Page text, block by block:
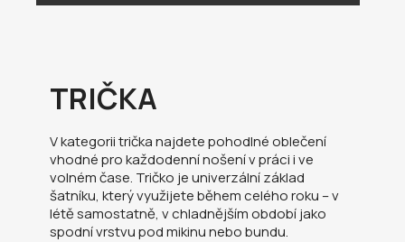
TRIČKA
V kategorii trička najdete pohodlné oblečení
vhodné pro každodenní nošení v práci i ve
volném čase. Tričko je univerzální základ
šatníku, který využijete během celého roku – v
létě samostatně, v chladnějším období jako
spodní vrstvu pod mikinu nebo bundu.